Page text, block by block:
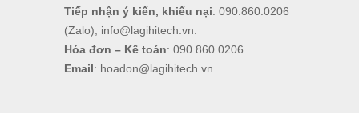
Tiếp nhận ý kiến, khiếu nại: 090.860.0206
(Zalo), info@lagihitech.vn.
Hóa đơn – Kế toán: 090.860.0206
Email: hoadon@lagihitech.vn